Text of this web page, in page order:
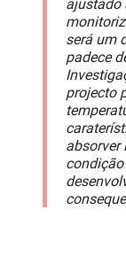
ajustado
será um
padece
projecto
absorver